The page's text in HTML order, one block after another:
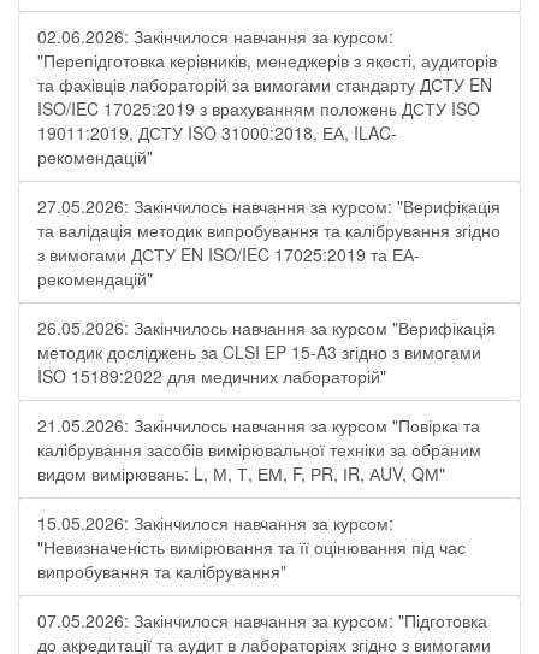
02.06.2026: Закінчилося навчання за курсом:
"Перепідготовка керівників, менеджерів з якості, аудиторів
та фахівців лабораторій за вимогами стандарту ДСТУ EN
ISO/IEC 17025:2019 з врахуванням положень ДСТУ ISO
19011:2019, ДСТУ ISO 31000:2018, ЕА, ILAC-
рекомендацій"
27.05.2026: Закінчилось навчання за курсом: "Верифікація
та валідація методик випробування та калібрування згідно
з вимогами ДСТУ EN ISO/IEC 17025:2019 та ЕА-
рекомендацій"
26.05.2026: Закінчилось навчання за курсом "Верифікація
методик досліджень за CLSI EP 15-A3 згідно з вимогами
ISO 15189:2022 для медичних лабораторій"
21.05.2026: Закінчилось навчання за курсом "Повірка та
калібрування засобів вимірювальної техніки за обраним
видом вимірювань: L, М, Т, ЕМ, F, РR, ІR, АUV, QМ"
15.05.2026: Закінчилося навчання за курсом:
"Невизначеність вимірювання та її оцінювання під час
випробування та калібрування"
07.05.2026: Закінчилося навчання за курсом: "Підготовка
до акредитації та аудит в лабораторіях згідно з вимогами